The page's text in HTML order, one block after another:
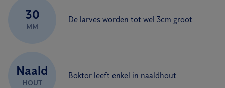
30
MM
De larves worden tot wel 3cm groot.
Naald
HOUT
Boktor leeft enkel in naaldhout